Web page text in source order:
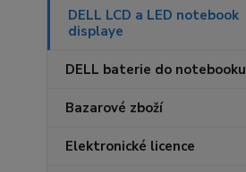
DELL LCD a LED notebook
displaye
DELL baterie do notebooku
Bazarové zboží
Elektronické licence